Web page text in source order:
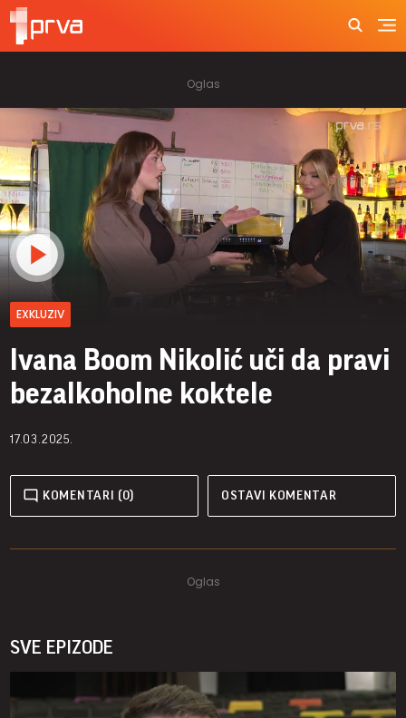
EXKLUZIV
Ivana Boom Nikolić uči da pravi
bezalkoholne koktele
17.03.2025.
KOMENTARI (0) OSTAVI KOMENTAR
SVE EPIZODE